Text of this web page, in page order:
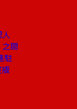
間
駐